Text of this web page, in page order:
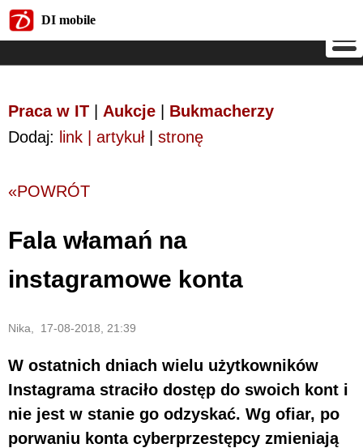
DI mobile
Praca w IT Aukcje
Bukmacherzy
Dodaj: link | artykuł| stronę
«POWRÓT
Fala włamań na
instagramowe konta
Nika, 17-08-2018, 21:39
W ostatnich dniach wielu użytkowników
Instagrama straciło dostęp do swoich kont i
nie jest w stanie go odzyskać. Wg ofiar, po
porwaniu konta cyberprzestępcy zmieniają
DI mobile